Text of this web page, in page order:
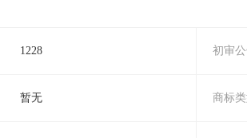
1228 初审公
暂无 商标类